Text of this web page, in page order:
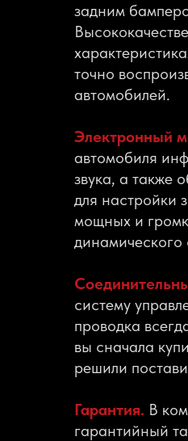
задним
точно
автомобилей.
Электронный
автомобиля
звука, а также
для настройки
мощных и
динамического
систему
проводка
вы сначала
решили
Гарантия. В
гарантийный